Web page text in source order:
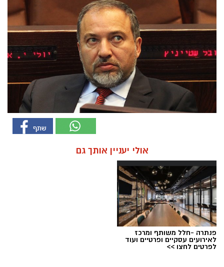
אולי יעניין אותך גם
פנתרה -חלל משותף ומרכז
לאירועים עסקיים ופרטיים ועוד
לפרטים לחצו >>